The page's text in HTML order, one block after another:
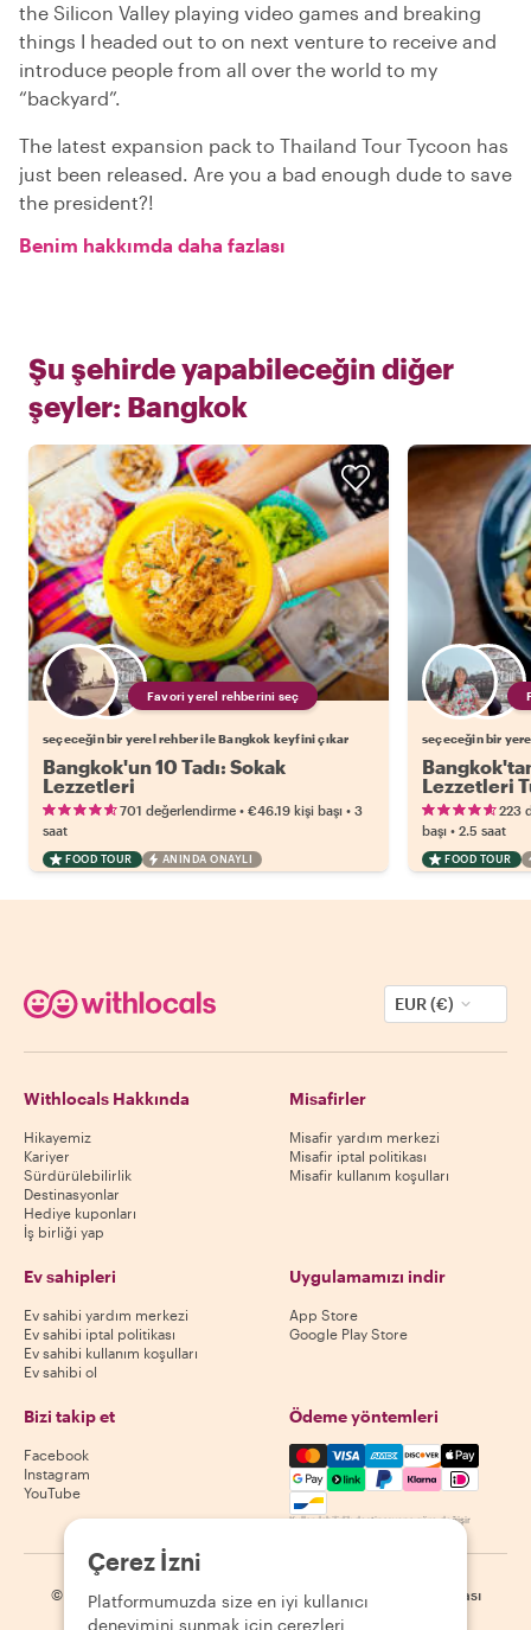
the Silicon Valley playing video games and breaking
things I headed out to on next venture to receive and
introduce people from all over the world to my
“backyard”.
The latest expansion pack to Thailand Tour Tycoon has
just been released. Are you a bad enough dude to save
the president?!
Benim hakkımda daha fazlası
Şu şehirde yapabileceğin diğer
şeyler: Bangkok
Favori yerel rehberini seç
seçeceğin bir yerel rehber ile Bangkok keyfini çıkar
Bangkok'un 10 Tadı: Sokak
Lezzetleri
701 değerlendirme • €46.19 kişi başı • 3
saat
FOOD TOUR ANINDA ONAYLI
seçeceğin bir
Lezzetleri
223
başı • 2.5 saat
FOOD TOUR
EUR (€)
Withlocals Hakkında
Hikayemiz
Kariyer
Sürdürülebilirlik
Destinasyonlar
Hediye kuponları
İş birliği yap
Misafirler
Misafir yardım merkezi
Misafir iptal politikası
Misafir kullanım koşulları
Ev sahipleri
Ev sahibi yardım merkezi
Ev sahibi iptal politikası
Ev sahibi kullanım koşulları
Ev sahibi ol
Uygulamamızı indir
App Store
Google Play Store
Bizi takip et
Facebook
Instagram
YouTube
Ödeme yöntemleri
Mastercard, Visa, Amex,
Kullanılabilirlik destinasyona göre değişir
© 2026 Withlocals.com Gizlilik Politikası | Site haritası
Çerez İzni
Platformumuzda size en iyi kullanıcı
deneyimini sunmak için çerezleri